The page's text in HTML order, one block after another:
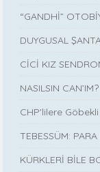
“GANDHİ”
DUYGUSAL
CİCİ KIZ
NASILSIN CAN’IM?
CHP'lilere
TEBESSÜM:
KÜRKLERİ BİLE